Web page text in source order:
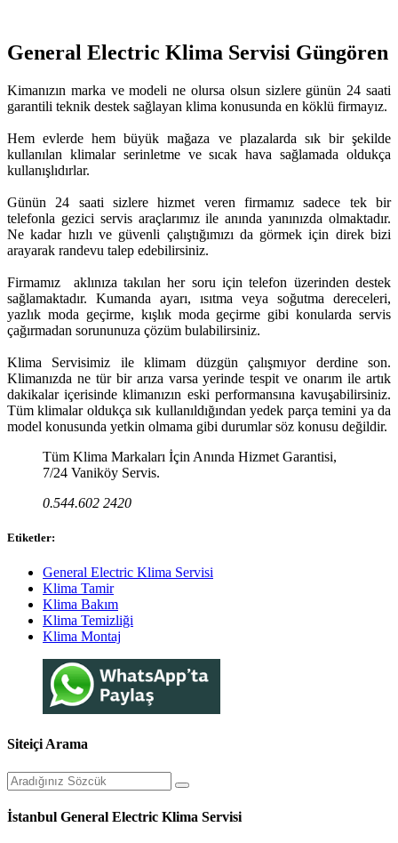
General Electric Klima Servisi Güngören
Kimanızın marka ve modeli ne olursa olsun sizlere günün 24 saati
garantili teknik destek sağlayan klima konusunda en köklü firmayız.
Hem evlerde hem büyük mağaza ve plazalarda sık bir şekilde
kullanılan klimalar serinletme ve sıcak hava sağlamada oldukça
kullanışlıdırlar.
Günün 24 saati sizlere hizmet veren firmamız sadece tek bir
telefonla gezici servis araçlarımız ile anında yanınızda olmaktadır.
Ne kadar hızlı ve güvenli çalıştığımızı da görmek için direk bizi
arayarak randevu talep edebilirsiniz.
Firmamız aklınıza takılan her soru için telefon üzerinden destek
sağlamaktadır. Kumanda ayarı, ısıtma veya soğutma dereceleri,
yazlık moda geçirme, kışlık moda geçirme gibi konularda servis
çağırmadan sorununuza çözüm bulabilirsiniz.
Klima Servisimiz ile klimam düzgün çalışmıyor derdine son.
Klimanızda ne tür bir arıza varsa yerinde tespit ve onarım ile artık
dakikalar içerisinde klimanızın eski performansına kavuşabilirsiniz.
Tüm klimalar oldukça sık kullanıldığından yedek parça temini ya da
model konusunda yetkin olmama gibi durumlar söz konusu değildir.
Tüm Klima Markaları İçin Anında Hizmet Garantisi,
7/24 Vaniköy Servis.
0.544.602 2420
Etiketler:
General Electric Klima Servisi
Klima Tamir
Klima Bakım
Klima Temizliği
Klima Montaj
Siteiçi Arama
İstanbul General Electric Klima Servisi